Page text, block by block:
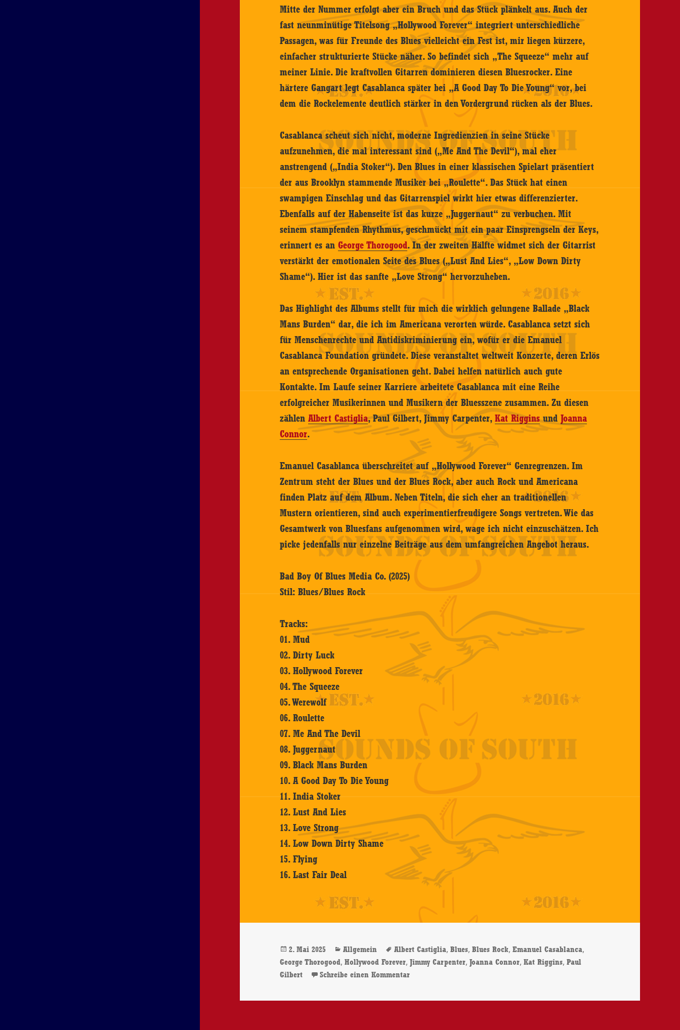
Mitte der Nummer erfolgt aber ein Bruch und das Stück plänkelt aus. Auch der
fast neunminütige Titelsong „Hollywood Forever“ integriert unterschiedliche
Passagen, was für Freunde des Blues vielleicht ein Fest ist, mir liegen kürzere,
einfacher strukturierte Stücke näher. So befindet sich „The Squeeze“ mehr auf
meiner Linie. Die kraftvollen Gitarren dominieren diesen Bluesrocker. Eine
härtere Gangart legt Casablanca später bei „A Good Day To Die Young“ vor, bei
dem die Rockelemente deutlich stärker in den Vordergrund rücken als der Blues.
Casablanca scheut sich nicht, moderne Ingredienzien in seine Stücke
aufzunehmen, die mal interessant sind („Me And The Devil“), mal eher
anstrengend („India Stoker“). Den Blues in einer klassischen Spielart präsentiert
der aus Brooklyn stammende Musiker bei „Roulette“. Das Stück hat einen
swampigen Einschlag und das Gitarrenspiel wirkt hier etwas differenzierter.
Ebenfalls auf der Habenseite ist das kurze „Juggernaut“ zu verbuchen. Mit
seinem stampfenden Rhythmus, geschmückt mit ein paar Einsprengseln der Keys,
erinnert es anGeorge Thorogood. In der zweiten Hälfte widmet sich der Gitarrist
verstärkt der emotionalen Seite des Blues („Lust And Lies“, „Low Down Dirty
Shame“). Hier ist das sanfte „Love Strong“ hervorzuheben.
Das Highlight des Albums stellt für mich die wirklich gelungene Ballade „Black
Mans Burden“ dar, die ich im Americana verorten würde. Casablanca setzt sich
für Menschenrechte und Antidiskriminierung ein, wofür er die Emanuel
Casablanca Foundation gründete. Diese veranstaltet weltweit Konzerte, deren Erlös
an entsprechende Organisationen geht. Dabei helfen natürlich auch gute
Kontakte. Im Laufe seiner Karriere arbeitete Casablanca mit eine Reihe
erfolgreicher Musikerinnen und Musikern der Bluesszene zusammen. Zu diesen
zählenAlbert Castiglia, Paul Gilbert, Jimmy Carpenter,Kat RigginsundJoanna
Connor.
Emanuel Casablanca überschreitet auf „Hollywood Forever“ Genregrenzen. Im
Zentrum steht der Blues und der Blues Rock, aber auch Rock und Americana
finden Platz auf dem Album. Neben Titeln, die sich eher an traditionellen
Mustern orientieren, sind auch experimentierfreudigere Songs vertreten. Wie das
Gesamtwerk von Bluesfans aufgenommen wird, wage ich nicht einzuschätzen. Ich
picke jedenfalls nur einzelne Beiträge aus dem umfangreichen Angebot heraus.
Bad Boy Of Blues Media Co. (2025)
Stil: Blues/Blues Rock
Tracks:
01. Mud
02. Dirty Luck
03. Hollywood Forever
04. The Squeeze
05. Werewolf
06. Roulette
07. Me And The Devil
08. Juggernaut
09. Black Mans Burden
10. A Good Day To Die Young
11. India Stoker
12. Lust And Lies
13. Love Strong
14. Low Down Dirty Shame
15. Flying
16. Last Fair Deal
Veröffentlicht
am
2. Mai 2025 Kategorien
Allgemein Schlagwörter
Albert Castiglia,Blues,Blues Rock,Emanuel Casablanca,
George Thorogood,Hollywood Forever,Jimmy Carpenter,Joanna Connor,Kat Riggins,Paul
Gilbert
Schreibe einen Kommentarzu Emanuel Casablanca – Hollywood Forever – CD-Review